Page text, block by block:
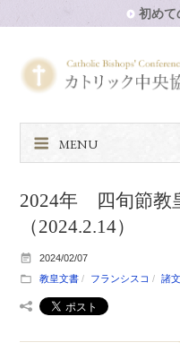
初めて
MENU
2024年 四旬節教
（2024.2.14）
2024/02/07
教皇文書
フランシスコ 諸